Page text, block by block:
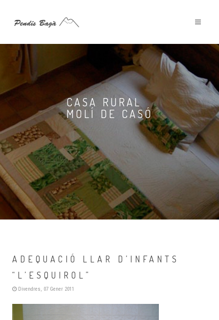
CASA RURAL
MOLÍ DE CASÓ
ADEQUACIÓ LLAR D’INFANTS
“L’ESQUIROL”
Divendres, 07 Gener 2011